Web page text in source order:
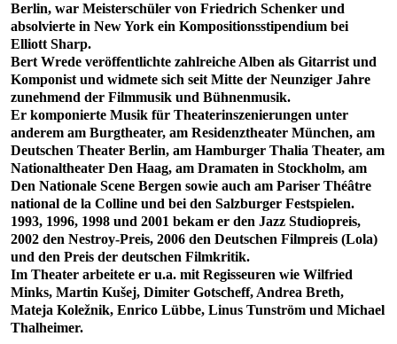
Berlin, war Meisterschüler von Friedrich Schenker und
absolvierte in New York ein Kompositionsstipendium bei
Elliott Sharp.
Bert Wrede veröffentlichte zahlreiche Alben als Gitarrist und
Komponist und widmete sich seit Mitte der Neunziger Jahre
zunehmend der Filmmusik und Bühnenmusik.
Er komponierte Musik für Theaterinszenierungen unter
anderem am Burgtheater, am Residenztheater München, am
Deutschen Theater Berlin, am Hamburger Thalia Theater, am
Nationaltheater Den Haag, am Dramaten in Stockholm, am
Den Nationale Scene Bergen sowie auch am Pariser Théâtre
national de la Colline und bei den Salzburger Festspielen.
1993, 1996, 1998 und 2001 bekam er den Jazz Studiopreis,
2002 den Nestroy-Preis, 2006 den Deutschen Filmpreis (Lola)
und den Preis der deutschen Filmkritik.
Im Theater arbeitete er u.a. mit Regisseuren wie Wilfried
Minks, Martin Kušej, Dimiter Gotscheff, Andrea Breth,
Mateja Koležnik, Enrico Lübbe, Linus Tunström und Michael
Thalheimer.